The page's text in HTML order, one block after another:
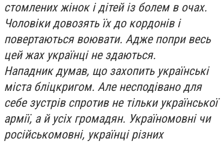
стомлених жінок і дітей із болем в очах.
Чоловіки довозять їх до кордонів і
повертаються воювати. Адже попри весь
цей жах українці не здаються.
Нападник думав, що захопить українські
міста бліцкригом. Але несподівано для
себе зустрів спротив не тільки української
армії, а й усіх громадян. Україномовні чи
російськомовні, українці різних